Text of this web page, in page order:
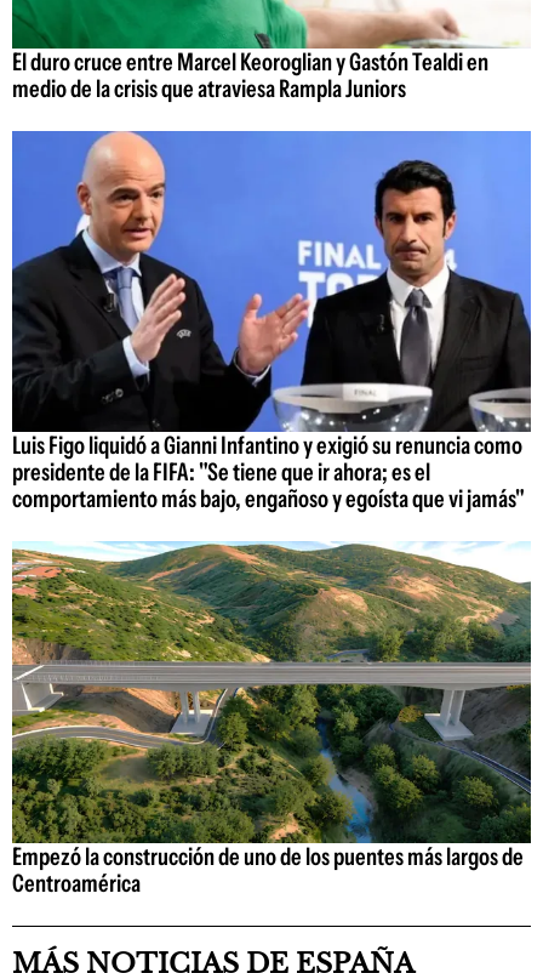
El duro cruce entre Marcel Keoroglian y Gastón Tealdi en
medio de la crisis que atraviesa Rampla Juniors
Luis Figo liquidó a Gianni Infantino y exigió su renuncia como
presidente de la FIFA: "Se tiene que ir ahora; es el
comportamiento más bajo, engañoso y egoísta que vi jamás"
Empezó la construcción de uno de los puentes más largos de
Centroamérica
MÁS NOTICIAS DE ESPAÑA